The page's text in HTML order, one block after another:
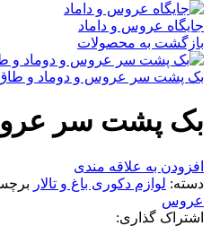
جایگاه عروس و داماد
بازگشت به محصولات
بک پشت سر عروس و دوماد و
بک پشت سر
افزودن به علاقه مندی
دسته: لوازم دکوری باغ و تالار
عروس
اشتراک گذاری: